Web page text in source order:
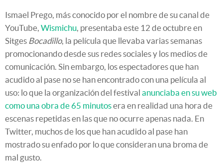
Ismael Prego, más conocido por el nombre de su canal de
YouTube, Wismichu, presentaba este 12 de octubre en
Sitges Bocadillo, la película que llevaba varias semanas
promocionando desde sus redes sociales y los medios de
comunicación. Sin embargo, los espectadores que han
acudido al pase no se han encontrado con una película al
uso: lo que la organización del festival anunciaba en su web
como una obra de 65 minutosera en realidad una hora de
escenas repetidas en las que no ocurre apenas nada. En
Twitter, muchos de los que han acudido al pase han
mostrado su enfado por lo que consideran una broma de
mal gusto.